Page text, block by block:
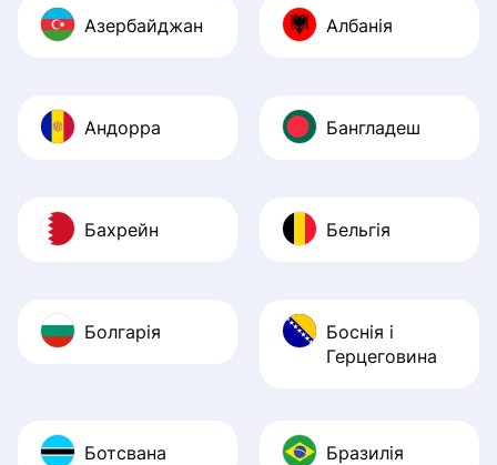
Азербайджан Албанія
Андорра Бангладеш
Бахрейн Бельгія
Болгарія
Боснія і
Герцеговина
Ботсвана Бразилія